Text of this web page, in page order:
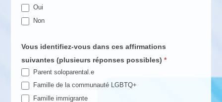
Oui
Non
Vous identifiez-vous dans ces affirmations
suivantes (plusieurs réponses possibles) *
Parent soloparental.e
Famille de la communauté LGBTQ+
Famille immigrante